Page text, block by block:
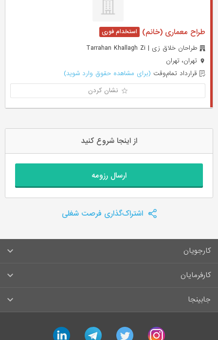
طراح معماری (خانم)
طراحان خلاق زی | Tarrahan Khallagh Zi
تهران، تهران
قرارداد تمام‌وقت (برای مشاهده حقوق وارد شوید)
نشان کردن
از اینجا شروع کنید
ارسال رزومه
اشتراک‌گذاری فرصت شغلی
کارجویان
سوالات متداول کارجویان
لیست مشاغل
آگهی‌های استخدام
کارفرمایان
راهنمای ثبت آگهی استخدام
قوانین و مقررات کارفرمایان
جابینجا
instagram
twitter
telegram
linkedin